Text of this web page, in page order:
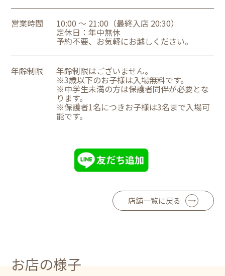
営業時間 10:00 ～ 21:00（最終入店 20:30）
定休日：年中無休
予約不要、お気軽にお越しください。
年齢制限 年齢制限はございません。
※3歳以下のお子様は入場無料です。
※中学生未満の方は保護者同伴が必要とな
ります。
※保護者1名につきお子様は3名まで入場可
能です。
店舗一覧に戻る
お店の様子